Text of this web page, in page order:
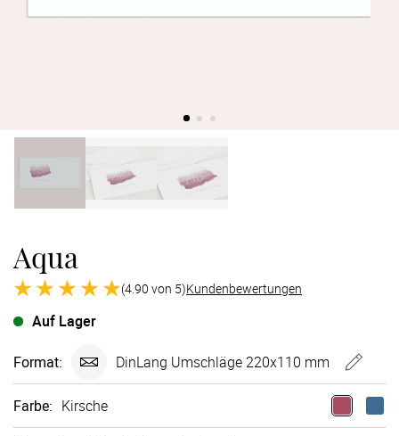
Aqua
(4.90 von 5)Kundenbewertungen
Auf Lager
Format: DinLang Umschläge 220x110 mm
Farbe: Kirsche